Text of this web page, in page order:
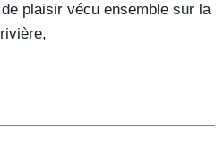
plaisir vécu ensemble sur la
rivière,